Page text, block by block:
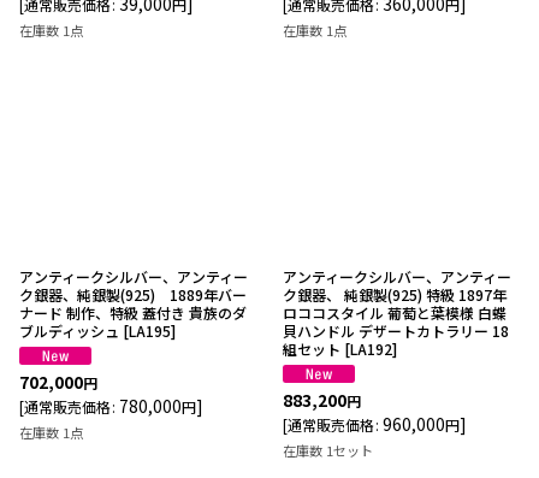
[通常販売価格: 円
在庫数 1点
[通常販売価格: 円
在庫数 1点
アンティークシルバー、アンティー
ク銀器、純銀製(925) 1889年バー
ナード 制作、特級 蓋付き 貴族のダ
ブルディッシュ [LA195]
702,000円
[通常販売価格: 780,000円]
在庫数 1点
アンティークシルバー、アンティー
ク銀器、 純銀製(925) 特級 1897年
ロココスタイル 葡萄と葉模様 白蝶
貝ハンドル デザートカトラリー 18
組セット [LA192]
883,200円
[通常販売価格: 960,000円]
在庫数 1セット